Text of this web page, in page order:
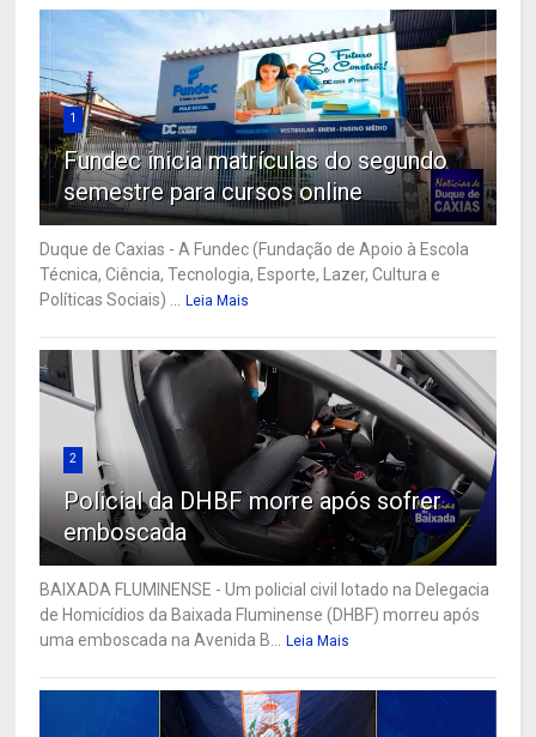
1
Fundec inicia matrículas do segundo
semestre para cursos online
Duque de Caxias - A Fundec (Fundação de Apoio à Escola
Técnica, Ciência, Tecnologia, Esporte, Lazer, Cultura e
Políticas Sociais) ... Leia Mais
2
Policial da DHBF morre após sofrer
emboscada
BAIXADA FLUMINENSE - Um policial civil lotado na Delegacia
de Homicídios da Baixada Fluminense (DHBF) morreu após
uma emboscada na Avenida B... Leia Mais